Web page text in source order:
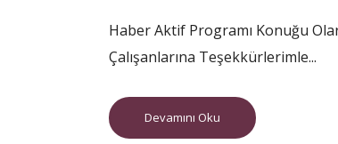
Haber Aktif Programı Konuğu
Çalışanlarına Teşekkürlerimle...
Devamını Oku